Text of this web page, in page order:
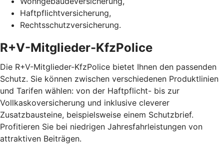
Haftpflichtversicherung,
Rechtsschutzversicherung.
R+V-Mitglieder-KfzPolice
Die R+V-Mitglieder-KfzPolice bietet Ihnen den passenden
Schutz. Sie können zwischen verschiedenen Produktlinien
und Tarifen wählen: von der Haftpflicht- bis zur
Vollkaskoversicherung und inklusive cleverer
Zusatzbausteine, beispielsweise einem Schutzbrief.
Profitieren Sie bei niedrigen Jahresfahrleistungen von
attraktiven Beiträgen.